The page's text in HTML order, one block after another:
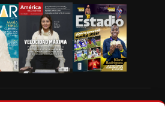
de todos los contenidos de Vistazo.com.